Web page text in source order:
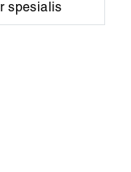
spesialis